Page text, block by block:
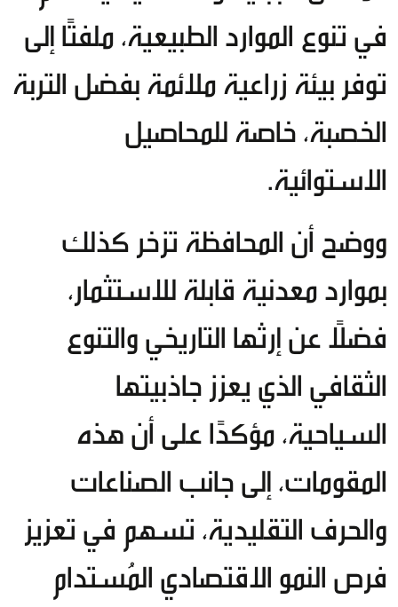
في تنوع الموارد الطبيعية، ملفتًا إلى
توفر بيئة زراعية ملائمة بفضل التربة
الخصبة، خاصة للمحاصيل
الاستوائية.
ووضح أن المحافظة تزخر كذلك
بموارد معدنية قابلة للاستثمار،
فضلًا عن إرثها التاريخي والتنوع
الثقافي الذي يعزز جاذبيتها
السياحية، مؤكدًا على أن هذه
المقومات، إلى جانب الصناعات
والحرف التقليدية، تسهم في تعزيز
فرص النمو الاقتصادي المُستدام